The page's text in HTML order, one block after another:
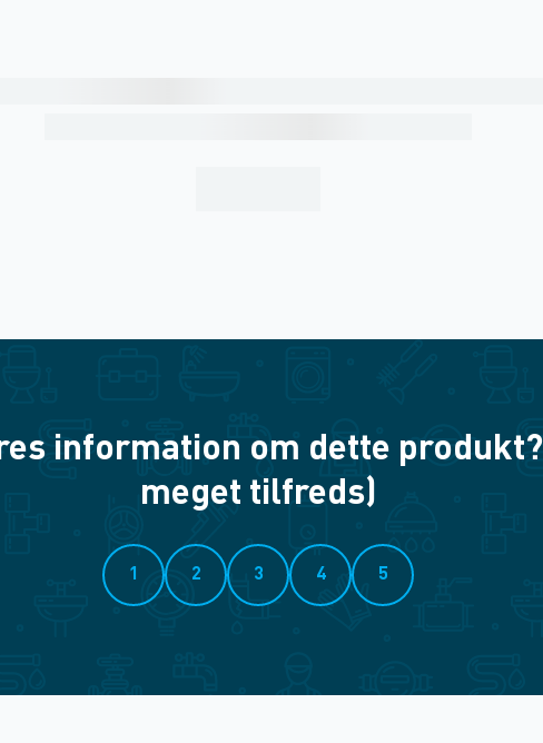
information om dette
meget tilfreds)
1 2 3 4 5